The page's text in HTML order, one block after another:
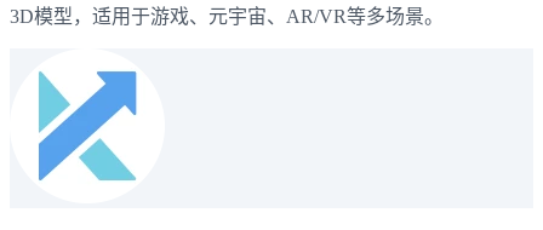
3D模型，适用于游戏、元宇宙、AR/VR等多场景。